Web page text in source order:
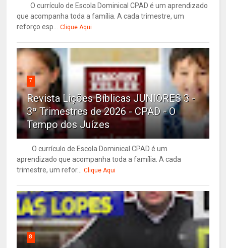
O currículo de Escola Dominical CPAD é um aprendizado
que acompanha toda a família. A cada trimestre, um
reforço esp... Clique Aqui
7
Revista Lições Bíblicas JUNIORES 3 -
3º Trimestres de 2026 - CPAD - O
Tempo dos Juízes
O currículo de Escola Dominical CPAD é um
aprendizado que acompanha toda a família. A cada
trimestre, um refor... Clique Aqui
8